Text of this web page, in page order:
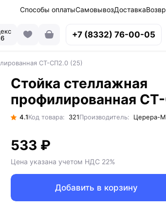
Способы оплатыСамовывозДоставка
+7 (8332) 76-00-05
СТ-СП2.0 (25)
Стойка стеллажная
профилированная
4.1Код товара: 321Производитель: Церера-
533 ₽
Цена указана учетом НДС 22%
Добавить в корзину